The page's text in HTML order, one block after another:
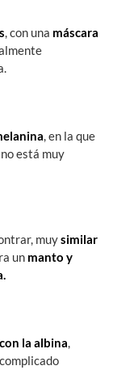
, con una máscara
, en la que
está muy
muysimilar
un manto y
la albina,